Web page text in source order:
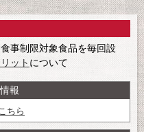
事制限対象食品を毎回設
リット について
報
ちら